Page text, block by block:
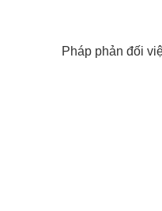
Pháp phản đối